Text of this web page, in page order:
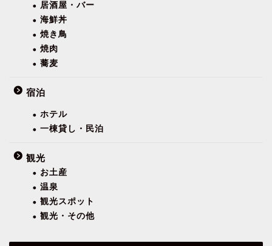
居酒屋・バー
海鮮丼
焼き鳥
焼肉
蕎麦
宿泊
ホテル
一棟貸し・民泊
観光
お土産
温泉
観光スポット
観光・その他